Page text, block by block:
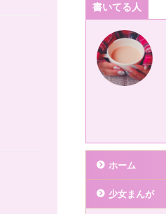
書いてる人
ホーム
少女まんが